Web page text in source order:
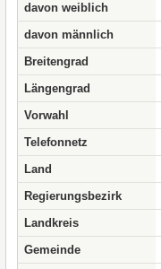
davon weiblich
davon männlich
Breitengrad
Längengrad
Vorwahl
Telefonnetz
Land
Regierungsbezirk
Landkreis
Gemeinde